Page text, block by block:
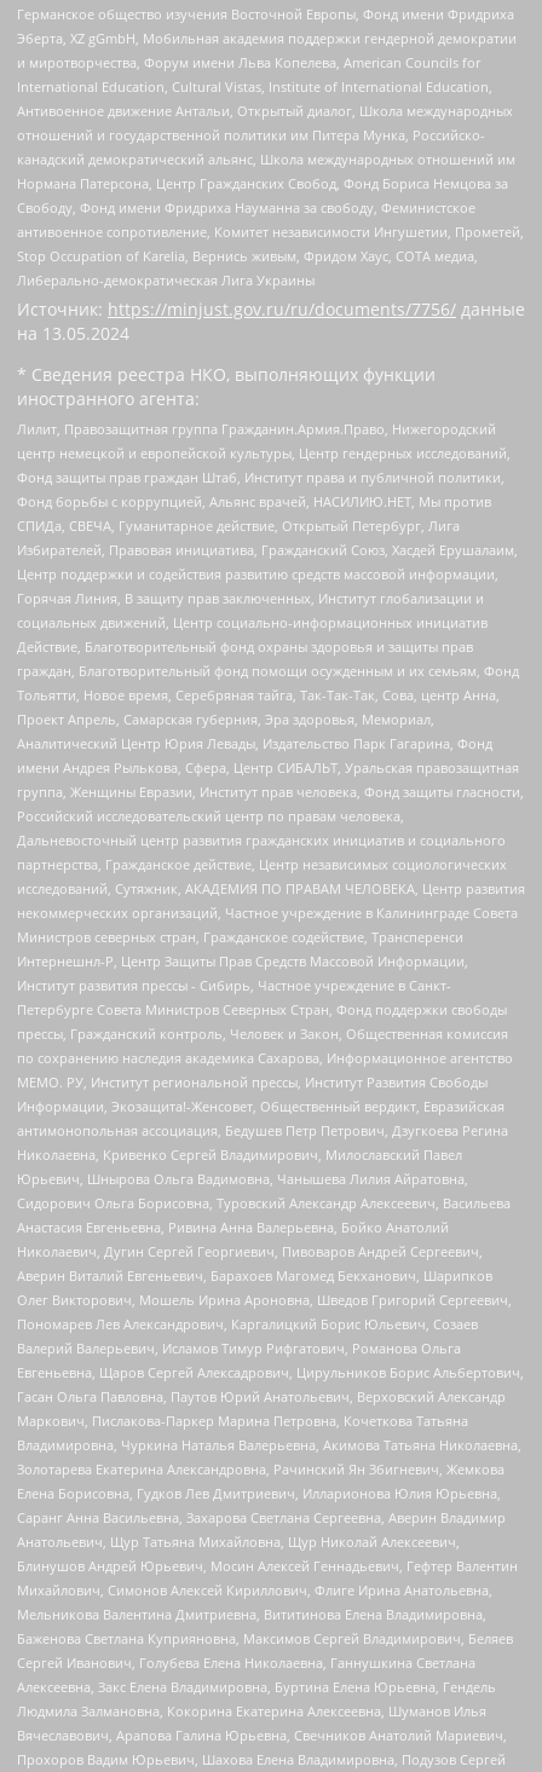
Германское общество изучения Восточной Европы, Фонд имени Фридриха
Эберта, XZ gGmbH, Мобильная академия поддержки гендерной демократии
и миротворчества, Форум имени Льва Копелева, American Councils for
International Education, Cultural Vistas, Institute of International Education,
Антивоенное движение Антальи, Открытый диалог, Школа международных
отношений и государственной политики им Питера Мунка, Российско-
канадский демократический альянс, Школа международных отношений им
Нормана Патерсона, Центр Гражданских Свобод, Фонд Бориса Немцова за
Свободу, Фонд имени Фридриха Науманна за свободу, Феминистское
антивоенное сопротивление, Комитет независимости Ингушетии, Прометей,
Stop Occupation of Karelia, Вернись живым, Фридом Хаус, СОТА медиа,
Либерально-демократическая Лига Украины
Источник: https://minjust.gov.ru/ru/documents/7756/ данные
на 13.05.2024
* Сведения реестра НКО, выполняющих функции
иностранного агента:
Лилит, Правозащитная группа Гражданин.Армия.Право, Нижегородский
центр немецкой и европейской культуры, Центр гендерных исследований,
Фонд защиты прав граждан Штаб, Институт права и публичной политики,
Фонд борьбы с коррупцией, Альянс врачей, НАСИЛИЮ.НЕТ, Мы против
СПИДа, СВЕЧА, Гуманитарное действие, Открытый Петербург, Лига
Избирателей, Правовая инициатива, Гражданский Союз, Хасдей Ерушалаим,
Центр поддержки и содействия развитию средств массовой информации,
Горячая Линия, В защиту прав заключенных, Институт глобализации и
социальных движений, Центр социально-информационных инициатив
Действие, Благотворительный фонд охраны здоровья и защиты прав
граждан, Благотворительный фонд помощи осужденным и их семьям, Фонд
Тольятти, Новое время, Серебряная тайга, Так-Так-Так, Сова, центр Анна,
Проект Апрель, Самарская губерния, Эра здоровья, Мемориал,
Аналитический Центр Юрия Левады, Издательство Парк Гагарина, Фонд
имени Андрея Рылькова, Сфера, Центр СИБАЛЬТ, Уральская правозащитная
группа, Женщины Евразии, Институт прав человека, Фонд защиты гласности,
Российский исследовательский центр по правам человека,
Дальневосточный центр развития гражданских инициатив и социального
партнерства, Гражданское действие, Центр независимых социологических
исследований, Сутяжник, АКАДЕМИЯ ПО ПРАВАМ ЧЕЛОВЕКА, Центр развития
некоммерческих организаций, Частное учреждение в Калининграде Совета
Министров северных стран, Гражданское содействие, Трансперенси
Интернешнл-Р, Центр Защиты Прав Средств Массовой Информации,
Институт развития прессы - Сибирь, Частное учреждение в Санкт-
Петербурге Совета Министров Северных Стран, Фонд поддержки свободы
прессы, Гражданский контроль, Человек и Закон, Общественная комиссия
по сохранению наследия академика Сахарова, Информационное агентство
МЕМО. РУ, Институт региональной прессы, Институт Развития Свободы
Информации, Экозащита!-Женсовет, Общественный вердикт, Евразийская
антимонопольная ассоциация, Бедушев Петр Петрович, Дзугкоева Регина
Николаевна, Кривенко Сергей Владимирович, Милославский Павел
Юрьевич, Шнырова Ольга Вадимовна, Чанышева Лилия Айратовна,
Сидорович Ольга Борисовна, Туровский Александр Алексеевич, Васильева
Анастасия Евгеньевна, Ривина Анна Валерьевна, Бойко Анатолий
Николаевич, Дугин Сергей Георгиевич, Пивоваров Андрей Сергеевич,
Аверин Виталий Евгеньевич, Барахоев Магомед Бекханович, Шарипков
Олег Викторович, Мошель Ирина Ароновна, Шведов Григорий Сергеевич,
Пономарев Лев Александрович, Каргалицкий Борис Юльевич, Созаев
Валерий Валерьевич, Исламов Тимур Рифгатович, Романова Ольга
Евгеньевна, Щаров Сергей Алексадрович, Цирульников Борис Альбертович,
Гасан Ольга Павловна, Паутов Юрий Анатольевич, Верховский Александр
Маркович, Пислакова-Паркер Марина Петровна, Кочеткова Татьяна
Владимировна, Чуркина Наталья Валерьевна, Акимова Татьяна Николаевна,
Золотарева Екатерина Александровна, Рачинский Ян Збигневич, Жемкова
Елена Борисовна, Гудков Лев Дмитриевич, Илларионова Юлия Юрьевна,
Саранг Анна Васильевна, Захарова Светлана Сергеевна, Аверин Владимир
Анатольевич, Щур Татьяна Михайловна, Щур Николай Алексеевич,
Блинушов Андрей Юрьевич, Мосин Алексей Геннадьевич, Гефтер Валентин
Михайлович, Симонов Алексей Кириллович, Флиге Ирина Анатольевна,
Мельникова Валентина Дмитриевна, Вититинова Елена Владимировна,
Баженова Светлана Куприяновна, Максимов Сергей Владимирович, Беляев
Сергей Иванович, Голубева Елена Николаевна, Ганнушкина Светлана
Алексеевна, Закс Елена Владимировна, Буртина Елена Юрьевна, Гендель
Людмила Залмановна, Кокорина Екатерина Алексеевна, Шуманов Илья
Вячеславович, Арапова Галина Юрьевна, Свечников Анатолий Мариевич,
Прохоров Вадим Юрьевич, Шахова Елена Владимировна, Подузов Сергей